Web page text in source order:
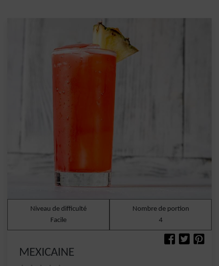
Niveau de difficulté
Facile
Nombre de portion
4
MEXICAINE